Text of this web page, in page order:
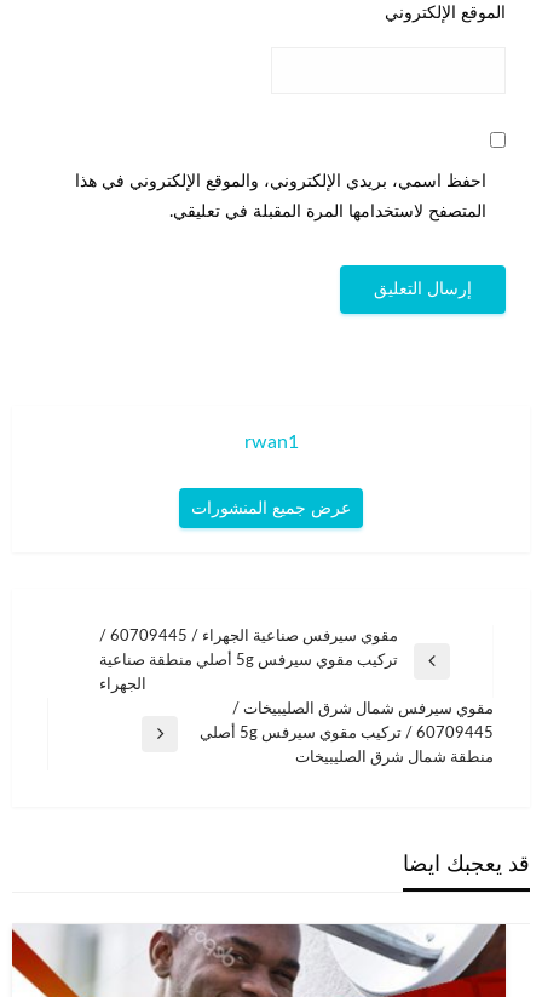
الموقع الإلكتروني
احفظ اسمي، بريدي الإلكتروني، والموقع الإلكتروني في هذا
المتصفح لاستخدامها المرة المقبلة في تعليقي.
rwan1
عرض جميع المنشورات
المقالات
المقالة
مقوي سيرفس صناعية الجهراء / 60709445 /
تركيب مقوي سيرفس 5g أصلي منطقة صناعية
الجهراء
التالية
مقوي سيرفس شمال شرق الصليبيخات /
60709445 / تركيب مقوي سيرفس 5g أصلي
منطقة شمال شرق الصليبيخات
قد يعجبك ايضا